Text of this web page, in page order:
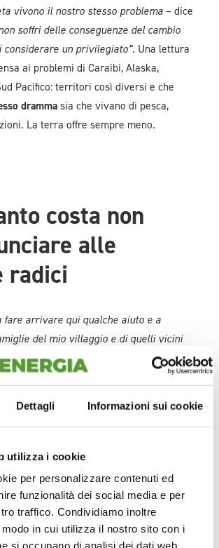
Dettagli Informazioni sui cookie
utilizza i cookie
per personalizzare contenuti ed
funzionalità dei social media e per
traffico. Condividiamo inoltre
in cui utilizza il nostro sito con i
si occupano di analisi dei dati web,
vivono il nostro stesso problema – dice
soffri delle conseguenze del cambio
un privilegiato”. Una lettura
ai problemi di Caraibi, Alaska,
Pacifico: territori così diversi e che
drammasia che vivano di pesca,
La terra offre sempre meno.
costa non
alle
radici
fare arrivare qui qualche aiuto e a
del mio villaggio e di quelli vicini
avanti e fare la nostra parte per
cultura che fondamentalmente vive
meno risorse e purtroppo la terra
le coltivazioni e far pascolare le
andandocene verso una vita che non fa
cultura, in città, che ci salveremo”.
molti altri avrebbero forse dovuto
compreso il nostro, quando lo